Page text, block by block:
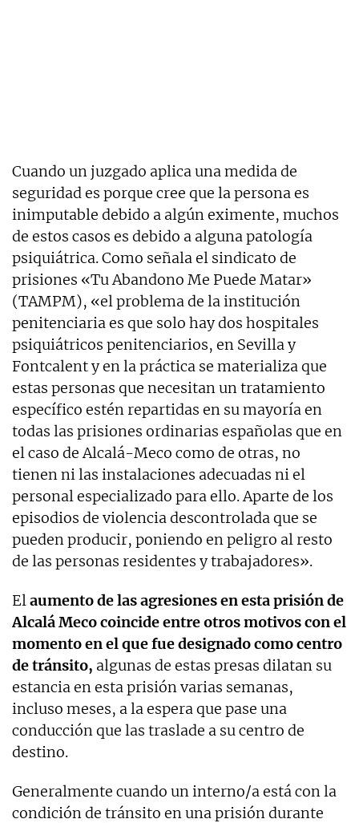
Cuando un juzgado aplica una medida de
seguridad es porque cree que la persona es
inimputable debido a algún eximente, muchos
de estos casos es debido a alguna patología
psiquiátrica. Como señala el sindicato de
prisiones «Tu Abandono Me Puede Matar»
(TAMPM), «el problema de la institución
penitenciaria es que solo hay dos hospitales
psiquiátricos penitenciarios, en Sevilla y
Fontcalent y en la práctica se materializa que
estas personas que necesitan un tratamiento
específico estén repartidas en su mayoría en
todas las prisiones ordinarias españolas que en
el caso de Alcalá-Meco como de otras, no
tienen ni las instalaciones adecuadas ni el
personal especializado para ello. Aparte de los
episodios de violencia descontrolada que se
pueden producir, poniendo en peligro al resto
de las personas residentes y trabajadores».
El aumento de las agresiones en esta prisión de
Alcalá Meco coincide entre otros motivos con el
momento en el que fue designado como centro
de tránsito, algunas de estas presas dilatan su
estancia en esta prisión varias semanas,
incluso meses, a la espera que pase una
conducción que las traslade a su centro de
destino.
Generalmente cuando un interno/a está con la
condición de tránsito en una prisión durante